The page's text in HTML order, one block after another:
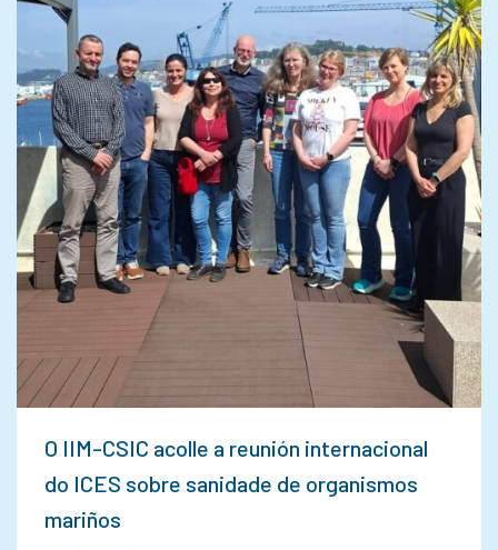
O IIM-CSIC acolle a reunión internacional
do ICES sobre sanidade de organismos
mariños